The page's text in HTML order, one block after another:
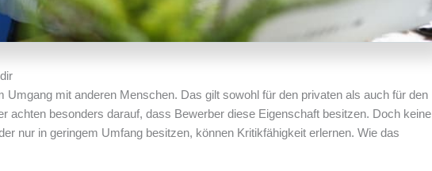
Umgang mit anderen Menschen. Das gilt sowohl für den privaten als auch für den
achten besonders darauf, dass Bewerber diese Eigenschaft besitzen. Doch keine
nur in geringem Umfang besitzen, können Kritikfähigkeit erlernen. Wie das